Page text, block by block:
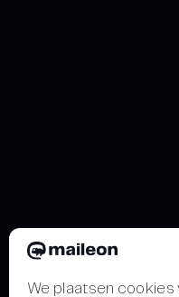
We plaatsen cookies